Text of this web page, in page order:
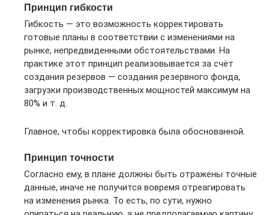
Принцип гибкости
Гибкость — это возможность корректировать
готовые планы в соответствии с изменениями на
рынке, непредвиденными обстоятельствами. На
практике этот принцип реализовывается за счёт
создания резервов — создания резервного фонда,
загрузки производственных мощностей максимум на
80% и т. д.
Главное, чтобы корректировка была обоснованной.
Принцип точности
Согласно ему, в плане должны быть отражены точные
данные, иначе не получится вовремя отреагировать
на изменения рынка. То есть, по сути, нужно